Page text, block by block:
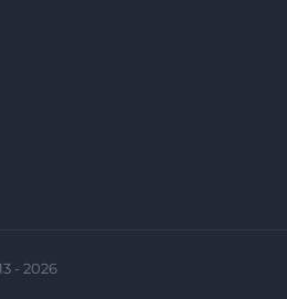
- 2026